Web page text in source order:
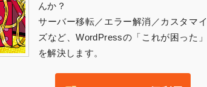
んか？
サーバー移転／エラー解消／カスタマイ
ズなど、WordPressの「これが困った」
を解決します。